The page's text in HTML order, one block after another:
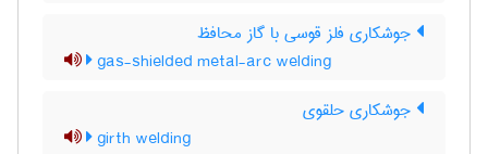
جوشکاری فلز قوسی با گاز محافظ
gas-shielded metal-arc welding
جوشکاری حلقوی
girth welding